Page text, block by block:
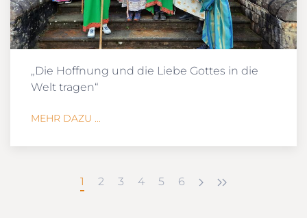
„Die Hoffnung und die Liebe Gottes in die
Welt tragen“
MEHR DAZU ...
1 2 3 4 5 6